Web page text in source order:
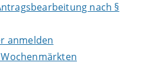
nach §
anmelden